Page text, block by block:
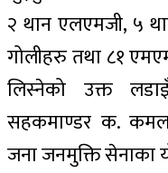
२ थान एलएमजी, ५
गोलीहरु तथा ८१
लिस्नेको उक्त
सहकमाण्डर क.
जना जनमुक्ति सेनाका